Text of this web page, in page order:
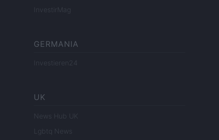
InvestirMag
GERMANIA
Investieren24
UK
News Hub UK
Lgbtq News